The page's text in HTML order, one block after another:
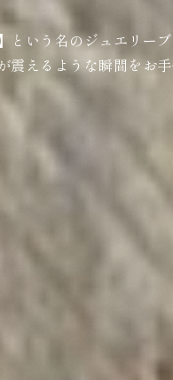
いう名のジュエリーブ
えるような瞬間をお手